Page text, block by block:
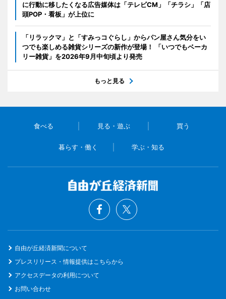
に行動に移したくなる広告媒体は「テレビCM」「チラシ」「店
頭POP・看板」が上位に
「リラックマ」と「すみっコぐらし」からパン屋さん気分をい
つでも楽しめる雑貨シリーズの新作が登場！ 「いつでもベーカ
リー雑貨」を2026年9月中旬頃より発売
もっと見る
食べる 見る・遊ぶ 買う
暮らす・働く 学ぶ・知る
自由が丘経済新聞について
プレスリリース・情報提供はこちらから
アクセスデータの利用について
お問い合わせ